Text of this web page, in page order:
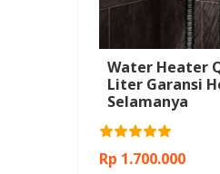
Water Heater
Liter Garansi
Selamanya
Rp 1.700.000